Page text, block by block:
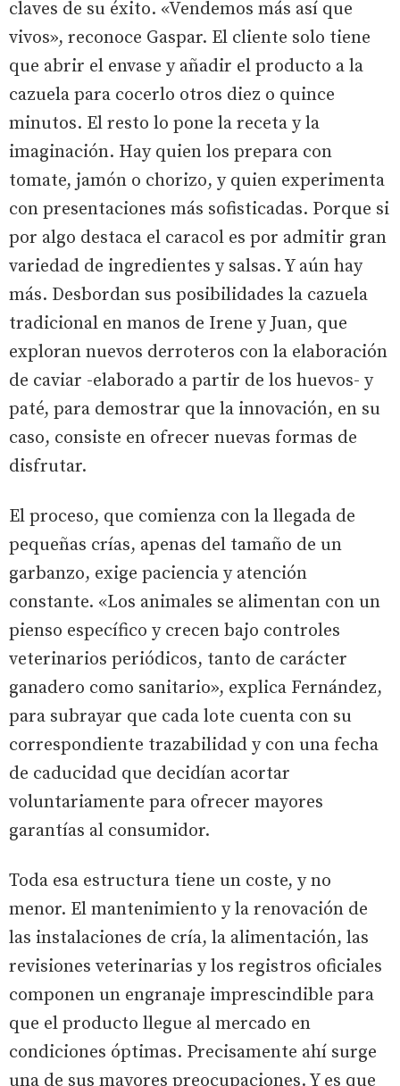
claves de su éxito. «Vendemos más así que
vivos», reconoce Gaspar. El cliente solo tiene
que abrir el envase y añadir el producto a la
cazuela para cocerlo otros diez o quince
minutos. El resto lo pone la receta y la
imaginación. Hay quien los prepara con
tomate, jamón o chorizo, y quien experimenta
con presentaciones más sofisticadas. Porque si
por algo destaca el caracol es por admitir gran
variedad de ingredientes y salsas. Y aún hay
más. Desbordan sus posibilidades la cazuela
tradicional en manos de Irene y Juan, que
exploran nuevos derroteros con la elaboración
de caviar -elaborado a partir de los huevos- y
paté, para demostrar que la innovación, en su
caso, consiste en ofrecer nuevas formas de
disfrutar.
El proceso, que comienza con la llegada de
pequeñas crías, apenas del tamaño de un
garbanzo, exige paciencia y atención
constante. «Los animales se alimentan con un
pienso específico y crecen bajo controles
veterinarios periódicos, tanto de carácter
ganadero como sanitario», explica Fernández,
para subrayar que cada lote cuenta con su
correspondiente trazabilidad y con una fecha
de caducidad que decidían acortar
voluntariamente para ofrecer mayores
garantías al consumidor.
Toda esa estructura tiene un coste, y no
menor. El mantenimiento y la renovación de
las instalaciones de cría, la alimentación, las
revisiones veterinarias y los registros oficiales
componen un engranaje imprescindible para
que el producto llegue al mercado en
condiciones óptimas. Precisamente ahí surge
una de sus mayores preocupaciones. Y es que